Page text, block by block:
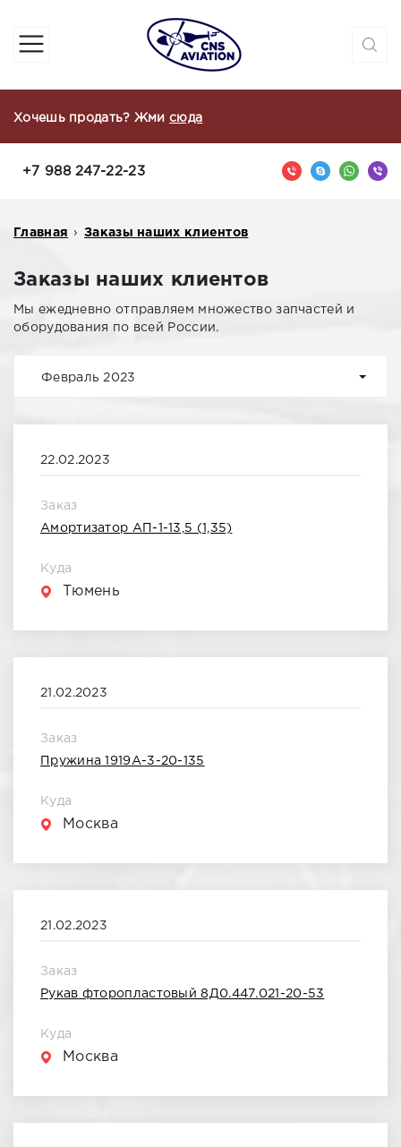
Хочешь продать? Жмисюда
+7 988 247-22-23
Главная › Заказы наших клиентов
Заказы наших клиентов
Мы ежедневно отправляем множество запчастей и
оборудования по всей России.
Февраль 2023
Октябрь 2020
Сентябрь 2020
Июнь 2020
Февраль 2021
Март 2021
Май 2020
Май 2021
Июль 2021
22.02.2023
Заказ
Амортизатор АП-1-13,5 (1,35)
Куда
Тюмень
21.02.2023
Заказ
Пружина 1919А-3-20-135
Куда
Москва
21.02.2023
Заказ
Рукав фторопластовый 8Д0.447.021-20-53
Куда
Москва